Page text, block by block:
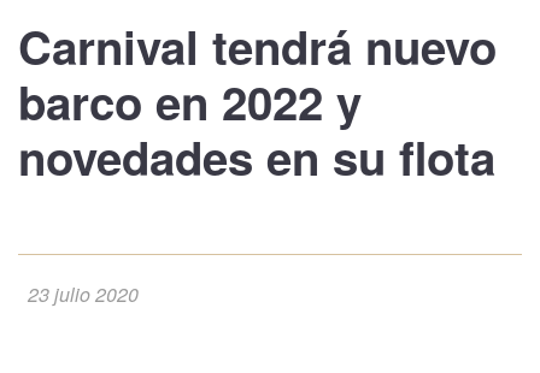
Carnival tendrá nuevo
barco en 2022 y
novedades en su flota
23 julio 2020